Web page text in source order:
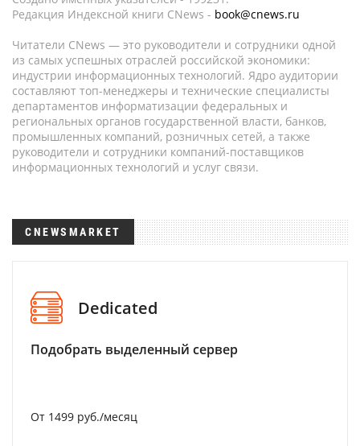
Редакция Индексной книги CNews - book@cnews.ru
Читатели CNews — это руководители и сотрудники одной
из самых успешных отраслей российской экономики:
индустрии информационных технологий. Ядро аудитории
составляют топ-менеджеры и технические специалисты
департаментов информатизации федеральных и
региональных органов государственной власти, банков,
промышленных компаний, розничных сетей, а также
руководители и сотрудники компаний-поставщиков
информационных технологий и услуг связи.
CNEWSMARKET
Dedicated
Подобрать выделенный сервер
От 1499 руб./месяц